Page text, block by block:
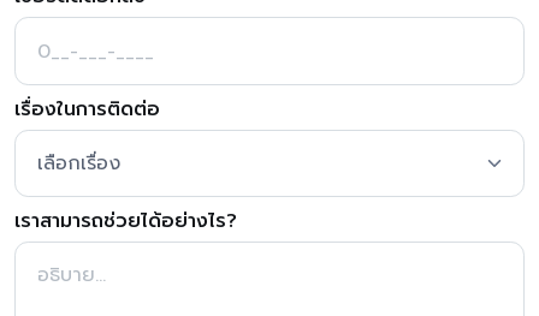
เรื่องในการติดต่อ
เราสามารถช่วยได้อย่างไร?